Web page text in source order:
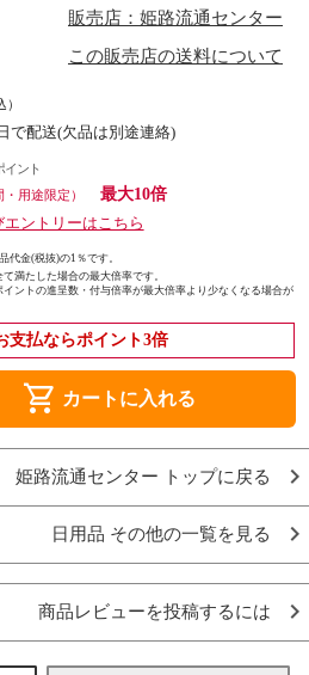
販売店：姫路流通センター
この販売店の送料について
）
で配送(欠品は別途連絡)
・用途限定）
最大10倍
ントリーはこちら
代金(税抜)の1％です。
満たした場合の最大倍率です。
ントの進呈数・付与倍率が最大倍率より少なくなる場合が
支払ならポイント3倍
shopping_cart カートに入れる
姫路流通センター トップに戻る
日用品 その他の一覧を見る
商品レビューを投稿するには